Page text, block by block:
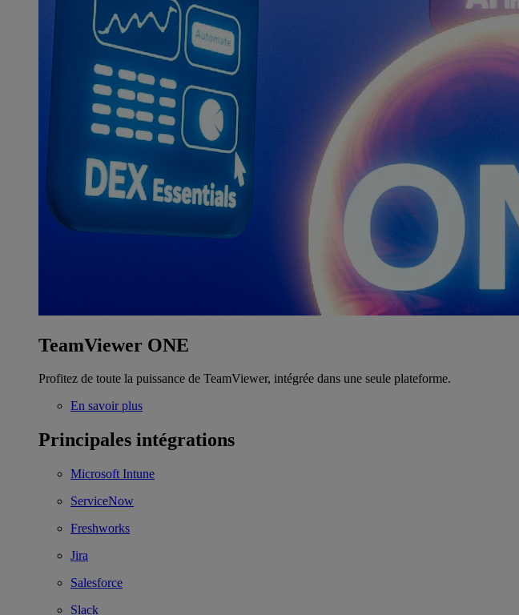
TeamViewer ONE
Profitez de toute la puissance de TeamViewer, intégrée dans une seule plateforme.
En savoir plus
Principales intégrations
Microsoft Intune
ServiceNow
Freshworks
Jira
Salesforce
Slack